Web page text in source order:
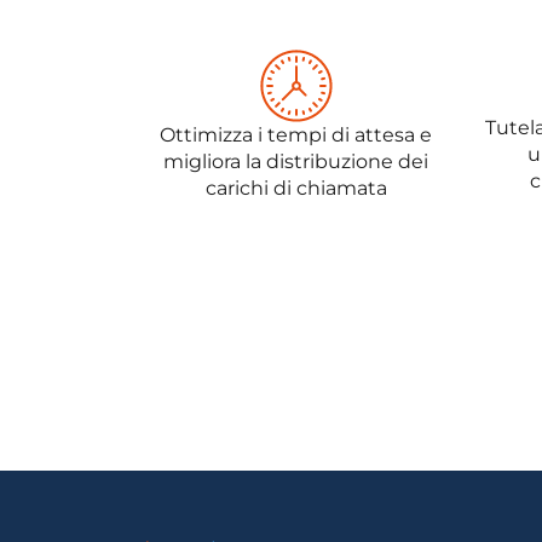
Ottimizza i tempi di attesa e
migliora la distribuzione dei
carichi di chiamata